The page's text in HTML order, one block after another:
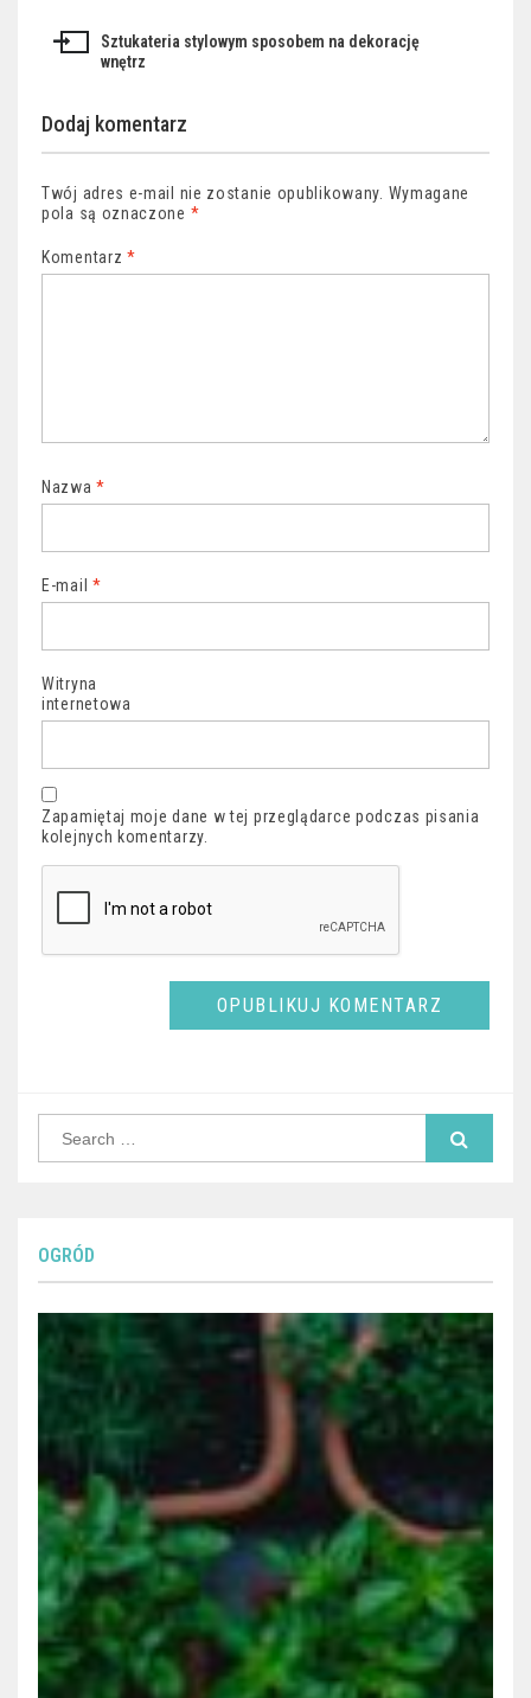
wpisuSztukateria stylowym sposobem na dekorację
wnętrz
Dodaj komentarz
Twój adres e-mail nie zostanie opublikowany. Wymagane
pola są oznaczone *
Komentarz *
Nazwa*
E-mail *
Witryna
internetowa
Zapamiętaj moje dane w tej przeglądarce podczas pisania
kolejnych komentarzy.
OGRÓD